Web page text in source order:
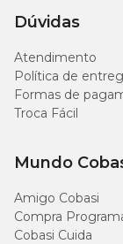
cachorro e gato?
internos do
Faça a
Em alguns casos,
que ovos, larvas e
Blu vermífugo
Compre Blu
descontos
Compra
Dúvidas
Atendimento
Política de
Formas de
Troca Fácil
Mundo
Amigo Cobasi
Compra
Cobasi Cuida